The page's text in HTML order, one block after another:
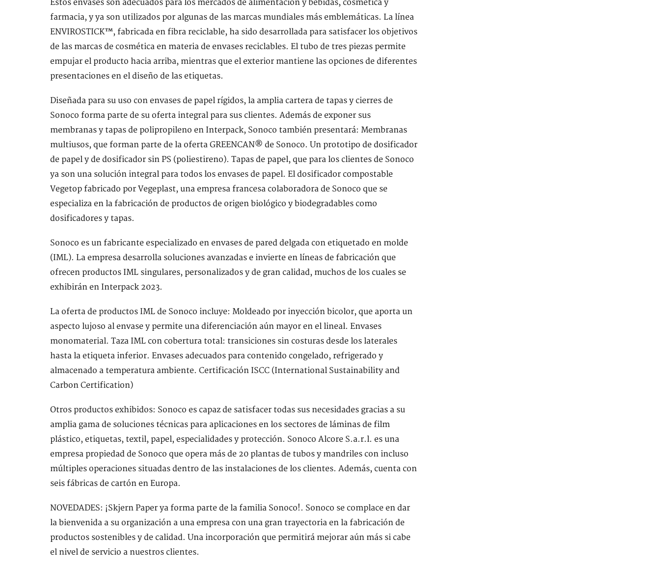
Estos envases son adecuados para los mercados de alimentación y bebidas, cosmética y
farmacia, y ya son utilizados por algunas de las marcas mundiales más emblemáticas. La línea
ENVIROSTICK™, fabricada en fibra reciclable, ha sido desarrollada para satisfacer los objetivos
de las marcas de cosmética en materia de envases reciclables. El tubo de tres piezas permite
empujar el producto hacia arriba, mientras que el exterior mantiene las opciones de diferentes
presentaciones en el diseño de las etiquetas.
Diseñada para su uso con envases de papel rígidos, la amplia cartera de tapas y cierres de
Sonoco forma parte de su oferta integral para sus clientes. Además de exponer sus
membranas y tapas de polipropileno en Interpack, Sonoco también presentará: Membranas
multiusos, que forman parte de la oferta GREENCAN® de Sonoco. Un prototipo de dosificador
de papel y de dosificador sin PS (poliestireno). Tapas de papel, que para los clientes de Sonoco
ya son una solución integral para todos los envases de papel. El dosificador compostable
Vegetop fabricado por Vegeplast, una empresa francesa colaboradora de Sonoco que se
especializa en la fabricación de productos de origen biológico y biodegradables como
dosificadores y tapas.
Sonoco es un fabricante especializado en envases de pared delgada con etiquetado en molde
(IML). La empresa desarrolla soluciones avanzadas e invierte en líneas de fabricación que
ofrecen productos IML singulares, personalizados y de gran calidad, muchos de los cuales se
exhibirán en Interpack 2023.
La oferta de productos IML de Sonoco incluye: Moldeado por inyección bicolor, que aporta un
aspecto lujoso al envase y permite una diferenciación aún mayor en el lineal. Envases
monomaterial. Taza IML con cobertura total: transiciones sin costuras desde los laterales
hasta la etiqueta inferior. Envases adecuados para contenido congelado, refrigerado y
almacenado a temperatura ambiente. Certificación ISCC (International Sustainability and
Carbon Certification)
Otros productos exhibidos: Sonoco es capaz de satisfacer todas sus necesidades gracias a su
amplia gama de soluciones técnicas para aplicaciones en los sectores de láminas de film
plástico, etiquetas, textil, papel, especialidades y protección. Sonoco Alcore S.a.r.l. es una
empresa propiedad de Sonoco que opera más de 20 plantas de tubos y mandriles con incluso
múltiples operaciones situadas dentro de las instalaciones de los clientes. Además, cuenta con
seis fábricas de cartón en Europa.
NOVEDADES: ¡Skjern Paper ya forma parte de la familia Sonoco!. Sonoco se complace en dar
la bienvenida a su organización a una empresa con una gran trayectoria en la fabricación de
productos sostenibles y de calidad. Una incorporación que permitirá mejorar aún más si cabe
el nivel de servicio a nuestros clientes.